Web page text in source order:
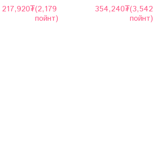
217,920₮(2,179
пойнт)
354,240₮(3,542
пойнт)